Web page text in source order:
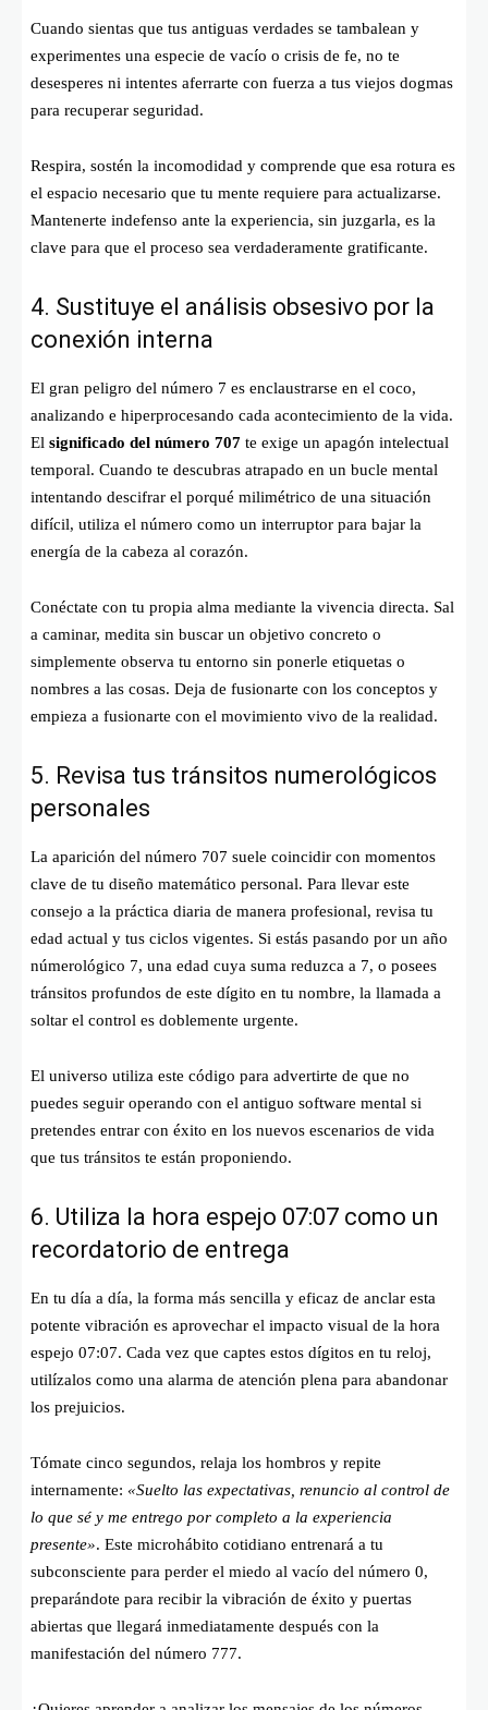
Cuando sientas que tus antiguas verdades se tambalean y
experimentes una especie de vacío o crisis de fe, no te
desesperes ni intentes aferrarte con fuerza a tus viejos dogmas
para recuperar seguridad.
Respira, sostén la incomodidad y comprende que esa rotura es
el espacio necesario que tu mente requiere para actualizarse.
Mantenerte indefenso ante la experiencia, sin juzgarla, es la
clave para que el proceso sea verdaderamente gratificante.
4. Sustituye el análisis obsesivo por la
conexión interna
El gran peligro del número 7 es enclaustrarse en el coco,
analizando e hiperprocesando cada acontecimiento de la vida.
El significado del número 707 te exige un apagón intelectual
temporal. Cuando te descubras atrapado en un bucle mental
intentando descifrar el porqué milimétrico de una situación
difícil, utiliza el número como un interruptor para bajar la
energía de la cabeza al corazón.
Conéctate con tu propia alma mediante la vivencia directa. Sal
a caminar, medita sin buscar un objetivo concreto o
simplemente observa tu entorno sin ponerle etiquetas o
nombres a las cosas. Deja de fusionarte con los conceptos y
empieza a fusionarte con el movimiento vivo de la realidad.
5. Revisa tus tránsitos numerológicos
personales
La aparición del número 707 suele coincidir con momentos
clave de tu diseño matemático personal. Para llevar este
consejo a la práctica diaria de manera profesional, revisa tu
edad actual y tus ciclos vigentes. Si estás pasando por un año
númerológico 7, una edad cuya suma reduzca a 7, o posees
tránsitos profundos de este dígito en tu nombre, la llamada a
soltar el control es doblemente urgente.
El universo utiliza este código para advertirte de que no
puedes seguir operando con el antiguo software mental si
pretendes entrar con éxito en los nuevos escenarios de vida
que tus tránsitos te están proponiendo.
6. Utiliza la hora espejo 07:07 como un
recordatorio de entrega
En tu día a día, la forma más sencilla y eficaz de anclar esta
potente vibración es aprovechar el impacto visual de la hora
espejo 07:07. Cada vez que captes estos dígitos en tu reloj,
utilízalos como una alarma de atención plena para abandonar
los prejuicios.
Tómate cinco segundos, relaja los hombros y repite
internamente: «Suelto las expectativas, renuncio al control de
lo que sé y me entrego por completo a la experiencia
presente». Este microhábito cotidiano entrenará a tu
subconsciente para perder el miedo al vacío del número 0,
preparándote para recibir la vibración de éxito y puertas
abiertas que llegará inmediatamente después con la
manifestación del número 777.